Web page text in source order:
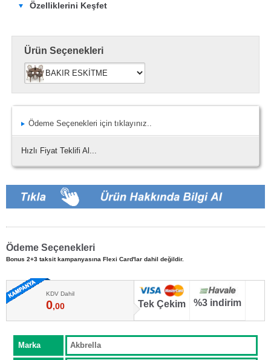
Özelliklerini Keşfet
Ürün Seçenekleri
Ödeme Seçenekleri için tıklayınız..
Hızlı Fiyat Teklifi Al...
Ödeme Seçenekleri
Bonus 2+3 taksit kampanyasına Flexi Card'lar dahil değildir.
KDV Dahil
0,00 Tek Çekim %3 indirim
Marka Akbrella